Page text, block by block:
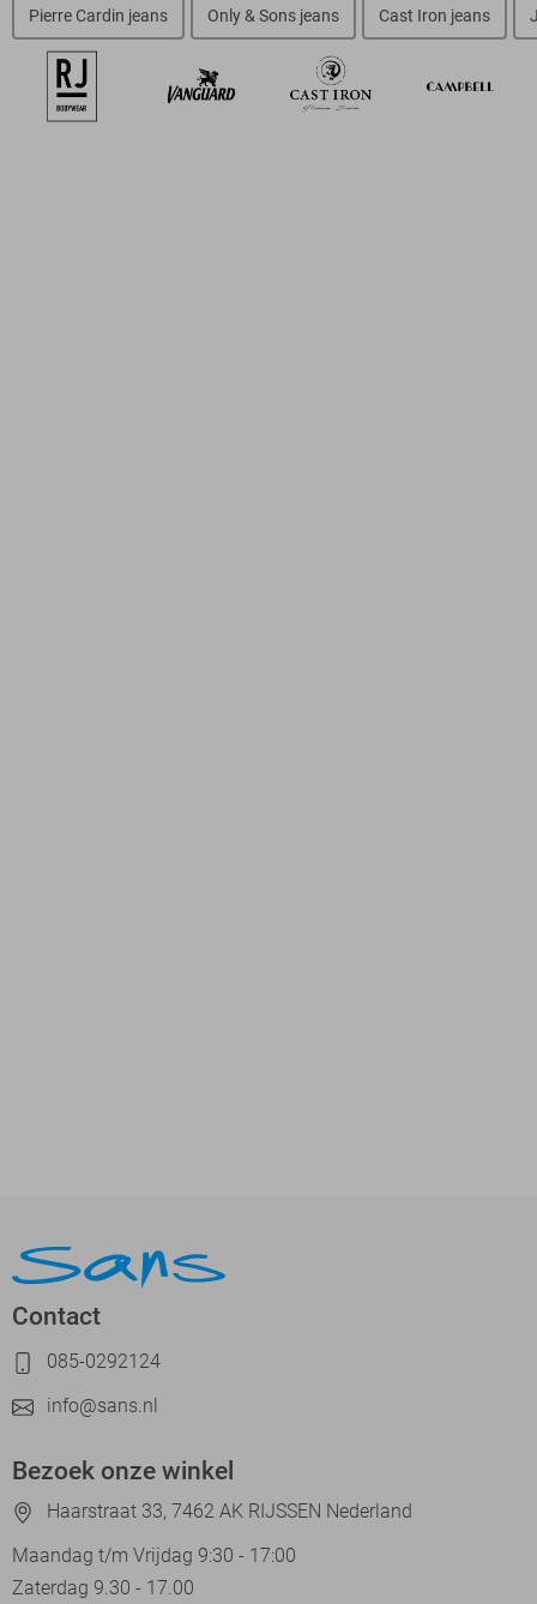
Pierre Cardin jeans Only & Sons jeans Cast Iron jeans
Contact
085-0292124
info@sans.nl
Bezoek onze winkel
Haarstraat 33, 7462 AK RIJSSEN Nederland
Maandag t/m Vrijdag 9:30 - 17:00
Zaterdag 9.30 - 17.00